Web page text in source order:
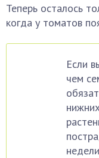
Теперь осталось
когда у томатов
Если
чем